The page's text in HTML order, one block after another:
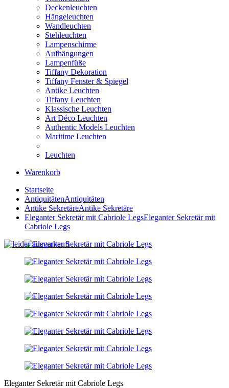
Deckenleuchten
Hängeleuchten
Wandleuchten
Stehleuchten
Lampenschirme
Aufhängungen
Lampenfüße
Tiffany Dekoration
Tiffany Fenster & Spiegel
Antike Leuchten
Tiffany Leuchten
Klassische Leuchten
Art Déco Leuchten
Authentic Models Leuchten
Maritime Leuchten
Leuchten
Warenkorb
Startseite
AntiquitätenAntiquitäten
Antike SekretäreAntike Sekretäre
Eleganter Sekretär mit Cabriole LegsEleganter Sekretär mit
Cabriole Legs
Eleganter Sekretär mit Cabriole Legs